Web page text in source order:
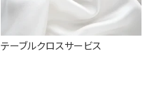
テーブルクロスサービス